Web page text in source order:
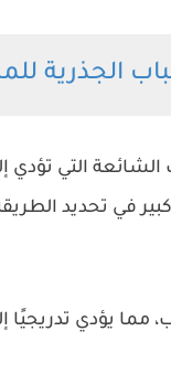
التي تؤدي
في تحديد
مما يؤدي